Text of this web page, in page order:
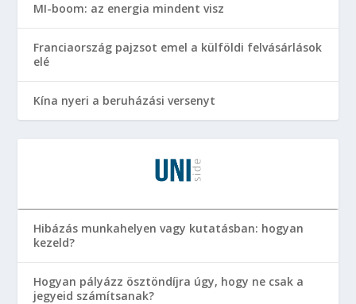
MI-boom: az energia mindent visz
Franciaország pajzsot emel a külföldi felvásárlások
elé
Kína nyeri a beruházási versenyt
Hibázás munkahelyen vagy kutatásban: hogyan
kezeld?
Hogyan pályázz ösztöndíjra úgy, hogy ne csak a
jegyeid számítsanak?